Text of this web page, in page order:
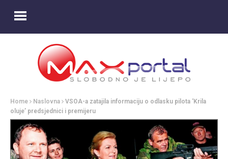
Home Naslovna
VSOA-a zatajila informaciju o odlasku pilota ‘Krila
oluje’ predsjednici i premijeru